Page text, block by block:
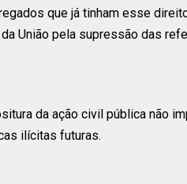
que já tinham esse
União pela supressão das
da ação civil pública não
ilícitas futuras.